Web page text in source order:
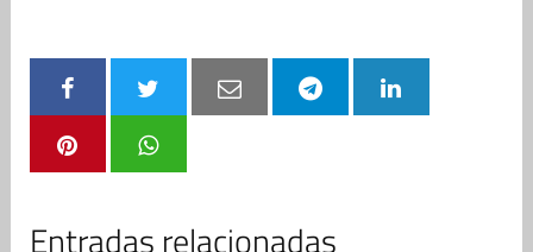
Entradas relacionadas